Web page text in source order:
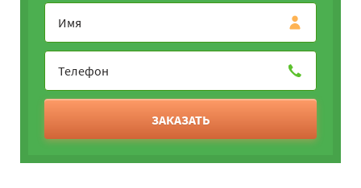
ЗАКАЗАТЬ